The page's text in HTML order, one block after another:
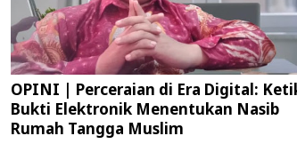
OPINI | Perceraian di Era Digital:
Bukti Elektronik Menentukan Nasib
Rumah Tangga Muslim